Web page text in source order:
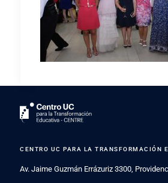
CENTRO UC PARA LA TRANSFORMACIÓN
Av. Jaime Guzmán Errázuriz 3300,